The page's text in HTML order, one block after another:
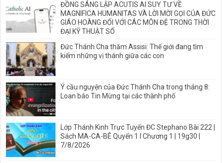
ĐỒNG SÁNG LẬP ACUTIS AI SUY TƯ VỀ
MAGNIFICA HUMANITAS VÀ LỜI MỜI GỌI CỦA ĐỨC
GIÁO HOÀNG ĐỐI VỚI CÁC MÔN ĐỆ TRONG THỜI
ĐẠI KỸ THUẬT SỐ
Đức Thánh Cha thăm Assisi: Thế giới đang tìm
kiếm những vị thánh giữa các con
Ý cầu nguyện của Đức Thánh Cha trong tháng 8:
Loan báo Tin Mừng tại các thành phố
Lớp Thánh Kinh Trực Tuyến ĐC Stephano Bài 222 |
Sách MA-CA-BÊ Quyển 1 I Chương 1 | 19g30 |
7/8/2026